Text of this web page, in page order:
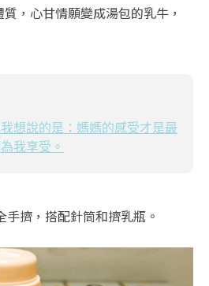
，心甘情願變成湯包的乳牛，
想說的是：媽媽的感受才是最
我享受。
手擠，搭配針筒和擠乳瓶。